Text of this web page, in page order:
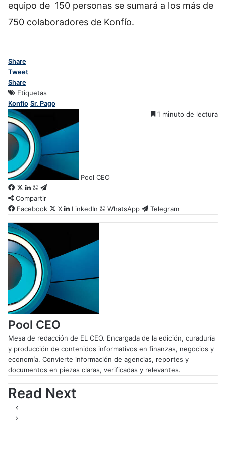
equipo de 150 personas se sumará a los más de
750 colaboradores de Konfío.
Share
Tweet
Share
Etiquetas
Konfío Sr. Pago
Pool CEO
1 minuto de lectura
F
a
c
b
o
o
k
X L
i
n
d
I
n
W
h
a
A
p
p
l
a
m
Compartir
Facebook
X LinkedIn WhatsApp Telegram
Pool CEO
Mesa de redacción de EL CEO. Encargada de la edición, curaduría
y producción de contenidos informativos en finanzas, negocios y
economía. Convierte información de agencias, reportes y
documentos en piezas claras, verificadas y relevantes.
Read Next